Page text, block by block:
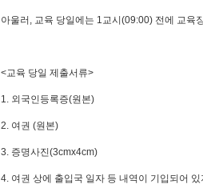
아울러, 교육 당일에는 1교시(09:00) 전에 교육
<교육 당일 제출서류>
1. 외국인등록증(원본)
2. 여권 (원본)
3. 증명사진(3cmx4cm)
4. 여권 상에 출입국 일자 등 내역이 기입되어